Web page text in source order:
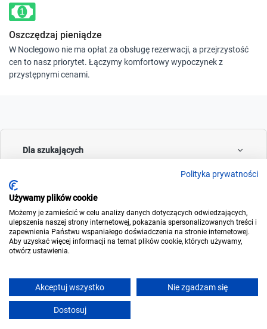
Oszczędzaj pieniądze
W Noclegowo nie ma opłat za obsługę rezerwacji, a przejrzystość
cen to nasz priorytet. Łączymy komfortowy wypoczynek z
przystępnymi cenami.
Dla szukających
Dla wynajmujących
© 2006-2026Noclegowo.pl
Polityka prywatności
Używamy plików cookie
Możemy je zamieścić w celu analizy danych dotyczących odwiedzających,
ulepszenia naszej strony internetowej, pokazania spersonalizowanych treści i
zapewnienia Państwu wspaniałego doświadczenia na stronie internetowej.
Aby uzyskać więcej informacji na temat plików cookie, których używamy,
otwórz ustawienia.
Akceptuj wszystko Nie zgadzam się
Dostosuj